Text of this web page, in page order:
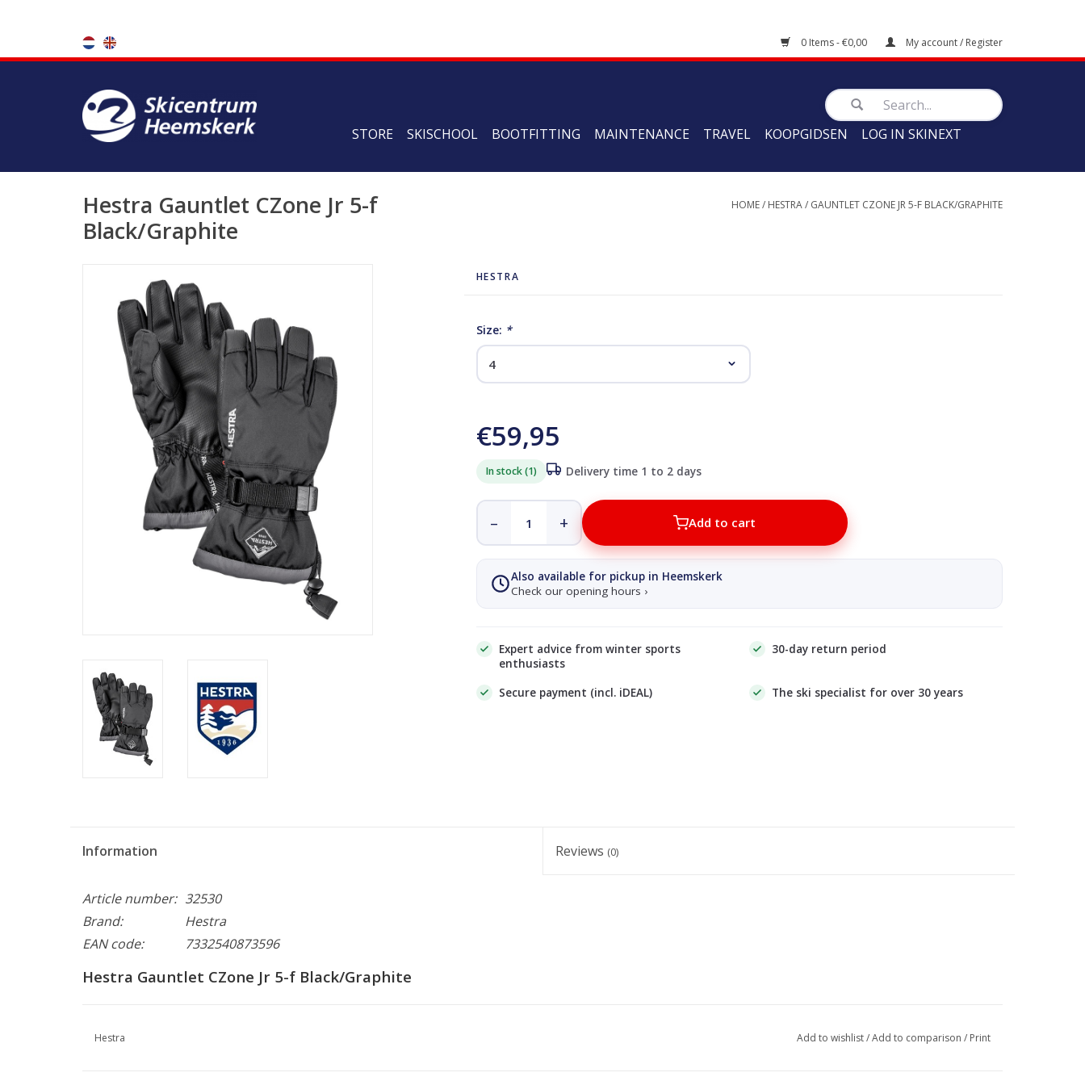
0 Items - €0,00 My account / Register
STORE SKISCHOOL BOOTFITTING MAINTENANCE TRAVEL KOOPGIDSEN LOG IN SKINEXT
Hestra Gauntlet CZone Jr 5-f
Black/Graphite
HOME/ HESTRA/ GAUNTLET CZONE JR 5-F BLACK/GRAPHITE
HESTRA
Size: *
€59,95
In stock (1) Delivery time 1 to 2 days
– + Add to cart
Also available for pickup in Heemskerk
Check our opening hours ›
Expert advice from winter sports
enthusiasts
30-day return period
Secure payment (incl. iDEAL) The ski specialist for over 30 years
Information Reviews (0)
Article number: 32530
Brand:
Hestra
EAN code:
7332540873596
Hestra Gauntlet CZone Jr 5-f Black/Graphite
Hestra Add to wishlist/Add to comparison / Print